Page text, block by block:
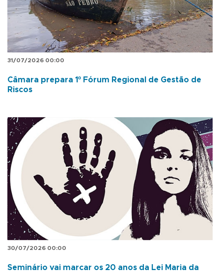
31/07/2026 00:00
Câmara prepara 1º Fórum Regional de Gestão de
Riscos
30/07/2026 00:00
Seminário vai marcar os 20 anos da Lei Maria da